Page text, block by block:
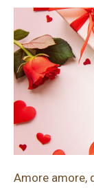
Amore amore,